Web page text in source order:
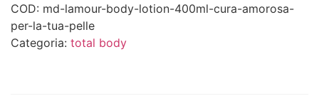
COD: md-lamour-body-lotion-400ml-cura-amorosa-
per-la-tua-pelle
Categoria: total body